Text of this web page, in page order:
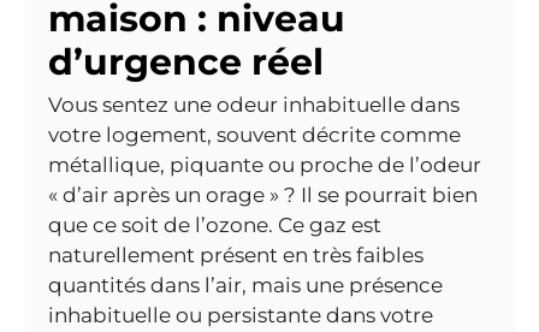
maison : niveau
d’urgence réel
Vous sentez une odeur inhabituelle dans
votre logement, souvent décrite comme
métallique, piquante ou proche de l’odeur
« d’air après un orage » ? Il se pourrait bien
que ce soit de l’ozone. Ce gaz est
naturellement présent en très faibles
quantités dans l’air, mais une présence
inhabituelle ou persistante dans votre